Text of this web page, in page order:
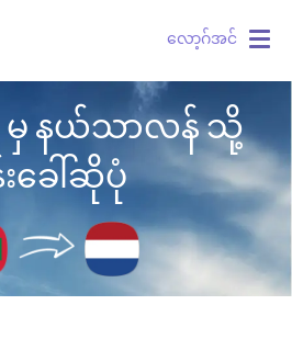
လော့ဂ်အင်
မှ နယ်သာလန် သို့
ခေါ်ဆိုပုံ